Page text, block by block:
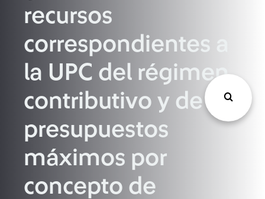
recursos
correspondientes a
la UPC del régimen
contributivo y de
presupuestos
máximos por
concepto de